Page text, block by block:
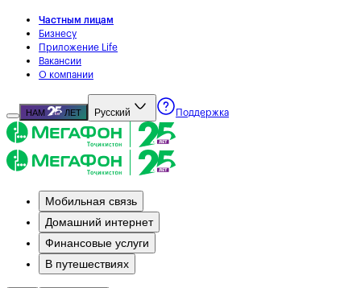
Частным лицам
Бизнесу
Приложение Life
Вакансии
О компании
НАМ ЛЕТ Русский Поддержка
Мобильная связь
Домашний интернет
Финансовые услуги
В путешествиях